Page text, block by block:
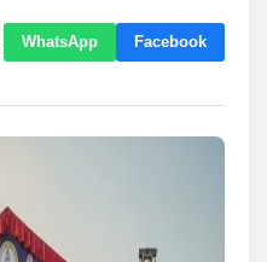
WhatsApp Facebook